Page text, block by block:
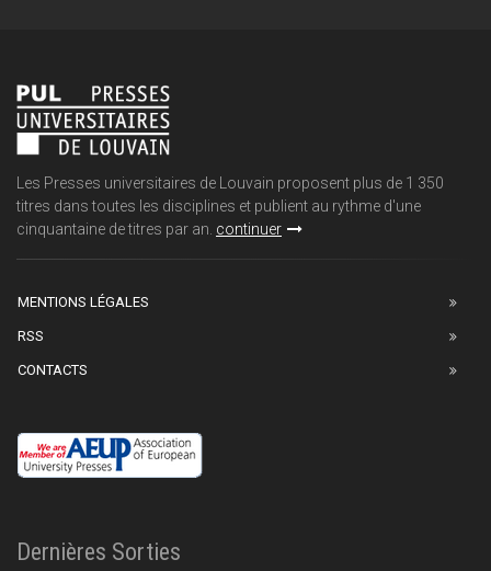
Les Presses universitaires de Louvain proposent plus de 1 350
titres dans toutes les disciplines et publient au rythme d'une
cinquantaine de titres par an. continuer
MENTIONS LÉGALES
RSS
CONTACTS
Dernières Sorties